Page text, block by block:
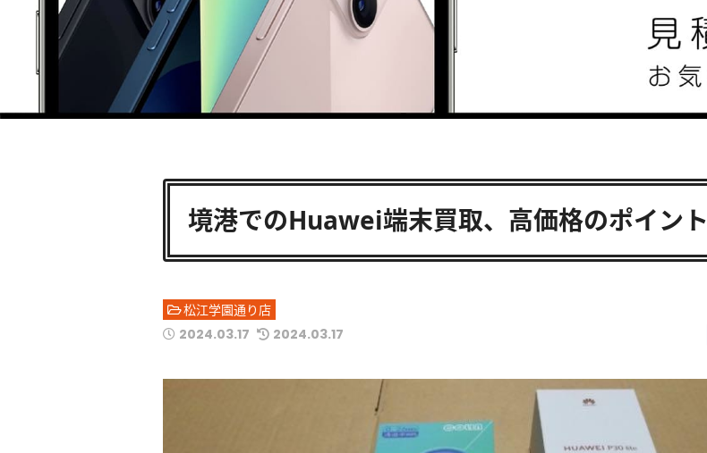
境港でのHuawei端末買取、高価格のポイント
松江学園通り店
2024.03.17 2024.03.17